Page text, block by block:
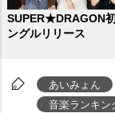
SUPER★DRAGON
ングルリリース
あいみょん
音楽ランキン